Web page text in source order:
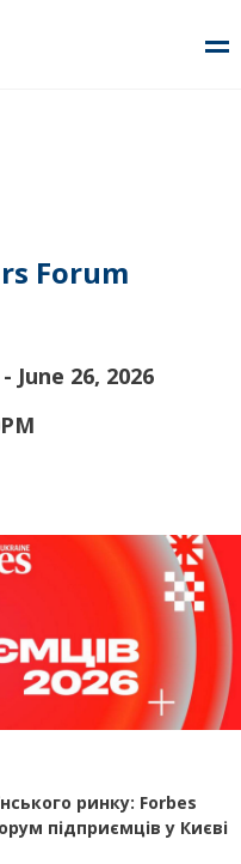
Forum
June 26, 2026
ринку: Forbes
підприємців у Києві